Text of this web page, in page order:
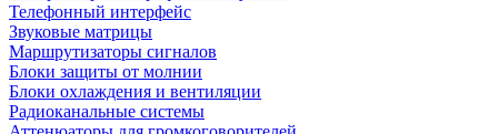
Телефонный интерфейс
Звуковые матрицы
Маршрутизаторы сигналов
Блоки защиты от молнии
Блоки охлаждения и вентиляции
Радиоканальные системы